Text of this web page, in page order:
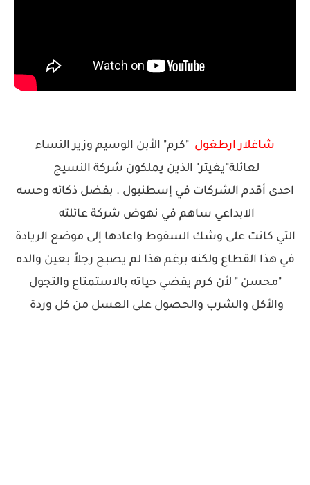
شاغلار ارطغول "كرم" الأبن الوسيم وزير النساء
لعائلة"يغيتر" الذين يملكون شركة النسيج
احدى أقدم الشركات في إسطنبول . بفضل ذكائه وحسه
الابداعي ساهم في نهوض شركة عائلته
التي كانت على وشك السقوط واعادها إلى موضع الريادة
في هذا القطاع ولكنه برغم هذا لم يصبح رجلاً بعين والده
"محسن " لأن كرم يقضي حياته بالاستمتاع والتجول
والأكل والشرب والحصول على العسل من كل وردة